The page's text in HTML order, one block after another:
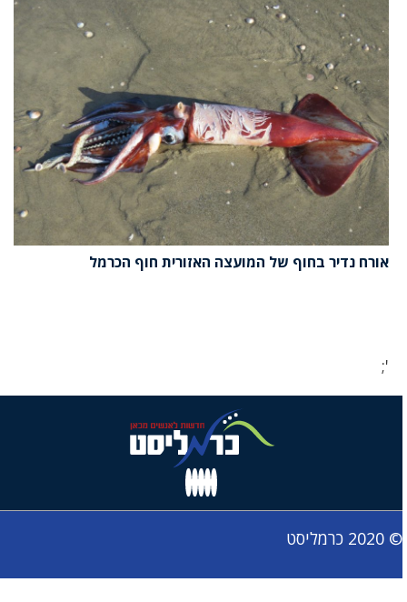
אורח נדיר בחוף של המועצה האזורית חוף הכרמל
';
© 2020 כרמליסט